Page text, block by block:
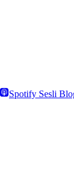
Spotify Sesli